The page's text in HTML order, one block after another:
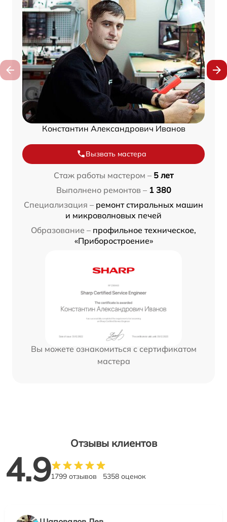
Константин Александрович Иванов
Вызвать мастера
Стаж работы мастером – 5 лет
Выполнено ремонтов – 1 380
Специализация – ремонт стиральных машин
и микроволновых печей
Образование – профильное техническое,
«Приборостроение»
Вы можете ознакомиться с сертификатом
мастера
Отзывы клиентов
4.91799 отзывов 5358 оценок